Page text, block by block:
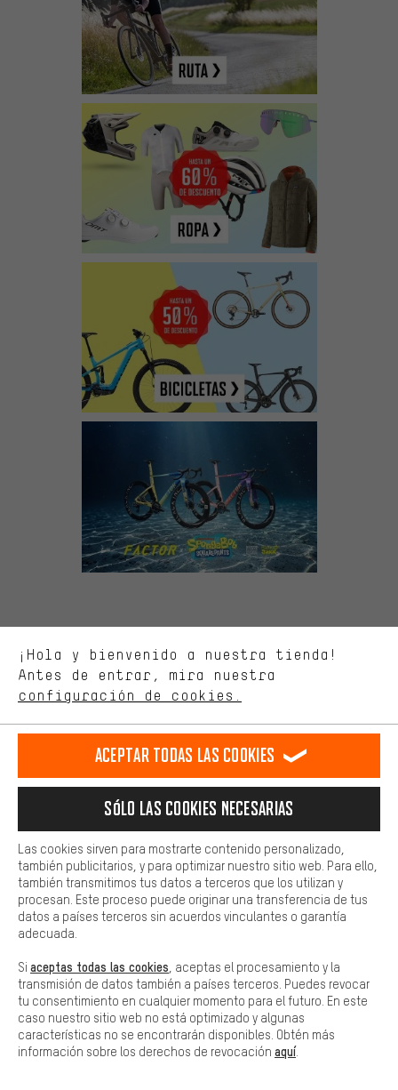
LAS MEJORES MARCAS QUE NOS INSPIRAN
Mostrar todas las 377 marcas
¡Hola y bienvenido a nuestra tienda!
Antes de entrar, mira nuestra
configuración de cookies.
Ofertas adecuadas
En lugar de publicidad al azar, obtendrás ofertas adecuadas para
ti. Las cookies de marketing nos ayudan a identificar tus
intereses con nuestros socios publicitarios y a mostrarte ofertas
tienda. Con las cookies de rendimiento, puedes influir en la mejora
de nuestro sitio web y nuestra oferta de la tienda con tu
comportamiento de compra.
Más confort
cookies de comodidad, creamos enlaces a plataformas de redes
sociales. Esto nos permite proporcionarle más contenido e
adicionales que le ayudarán a encontrar los productos adecuados.
preguntas de forma rápida y sencilla.
Básica
Las cookies básicas aseguran que puedas usar nuestro sitio web.
Aceptar todas las cookies
Sólo las cookies necesarias
Las cookies sirven para mostrarte contenido personalizado,
también publicitarios, y para optimizar nuestro sitio web. Para ello,
también transmitimos tus datos a terceros que los utilizan y
procesan. Este proceso puede originar una transferencia de tus
datos a países terceros sin acuerdos vinculantes o garantía
adecuada.
Si aceptas todas las cookies , aceptas el procesamiento y la
transmisión de datos también a países terceros. Puedes revocar
tu consentimiento en cualquier momento para el futuro. En este
caso nuestro sitio web no está optimizado y algunas
características no se encontrarán disponibles. Obtén más
información sobre los derechos de revocación aquí.